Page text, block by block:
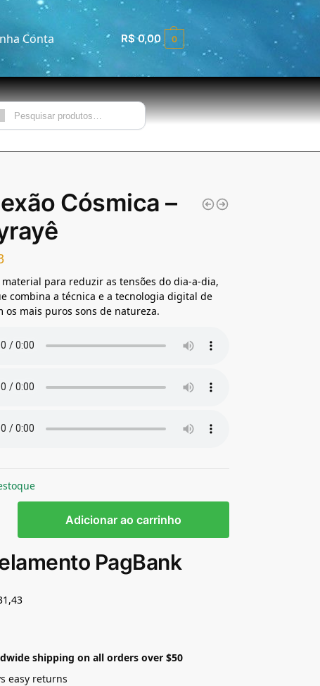
Conta R$0,00 0
Cósmica –
material para reduzir as tensões do dia-a-dia,
combina a técnica e a tecnologia digital de
os mais puros sons de natureza.
Adicionar ao carrinho
PagBank
shipping on all orders over $50
easy returns